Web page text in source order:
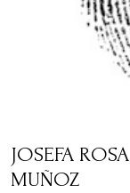
JOSEFA ROSA
MUÑOZ